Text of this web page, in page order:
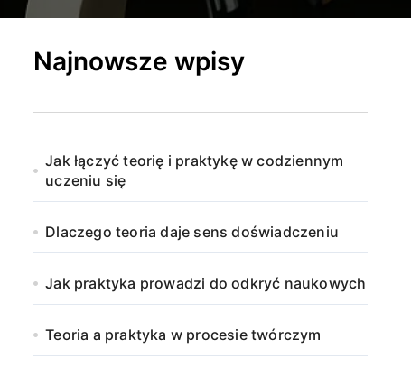
Najnowsze wpisy
Jak łączyć teorię i praktykę w codziennym
uczeniu się
Dlaczego teoria daje sens doświadczeniu
Jak praktyka prowadzi do odkryć naukowych
Teoria a praktyka w procesie twórczym